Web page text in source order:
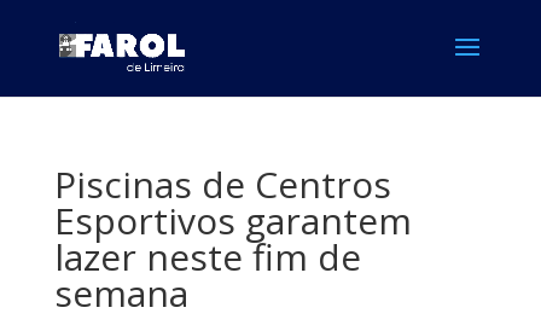
Piscinas de Centros
Esportivos garantem
lazer neste fim de
semana